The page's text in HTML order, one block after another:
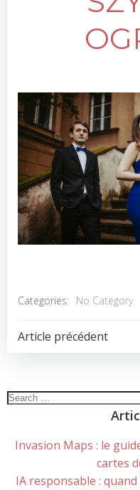
Categories: No Category
POST
Article précédent
Search
Invasion Maps : le
cartes
IA responsable :